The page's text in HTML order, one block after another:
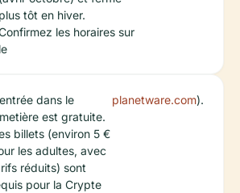
plus tôt en hiver.
les horaires sur
le
dans le
est gratuite.
billets (environ 5 €
les adultes, avec
réduits) sont
pour la Crypte
planetware.com).